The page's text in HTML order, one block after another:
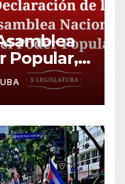
Popular,
y
al pueblo